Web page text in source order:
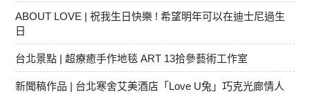
ABOUT LOVE | 祝我生日快樂 ! 希望明年可以在迪士尼過生
日
台北景點 | 超療癒手作地毯 ART 13拾參藝術工作室
新聞稿作品 | 台北寒舍艾美酒店「Love U兔」巧克光廊情人